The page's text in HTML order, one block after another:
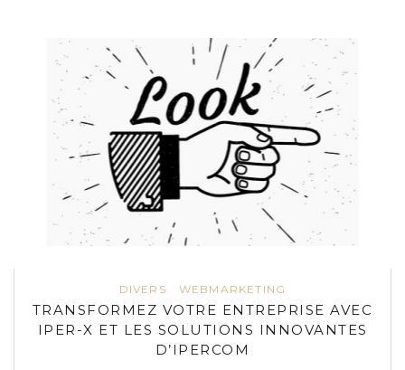
DIVERS WEBMARKETING
TRANSFORMEZ VOTRE ENTREPRISE AVEC
IPER-X ET LES SOLUTIONS INNOVANTES
D’IPERCOM